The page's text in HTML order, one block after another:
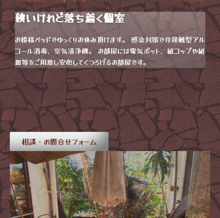
狭いけれど落ち着く個室
お姫様ベッドでゆっくりお休み頂けます。 感染対策で非接触型アル
コール消毒、空気清浄機。 お部屋には電気ポット、紙コップや紙
皿等をご用意し安心してくつろげるお部屋です。
相談・お問合せフォーム